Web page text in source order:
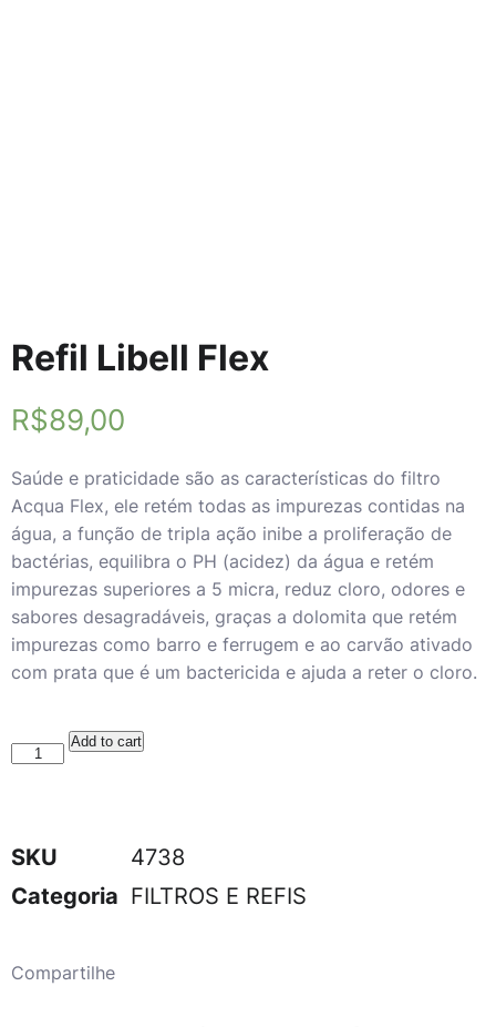
Refil Libell Flex
R$89,00
Saúde e praticidade são as características do filtro
Acqua Flex, ele retém todas as impurezas contidas na
água, a função de tripla ação inibe a proliferação de
bactérias, equilibra o PH (acidez) da água e retém
impurezas superiores a 5 micra, reduz cloro, odores e
sabores desagradáveis, graças a dolomita que retém
impurezas como barro e ferrugem e ao carvão ativado
com prata que é um bactericida e ajuda a reter o cloro.
Add to cart
SKU
4738
Categoria FILTROS E REFIS
Compartilhe